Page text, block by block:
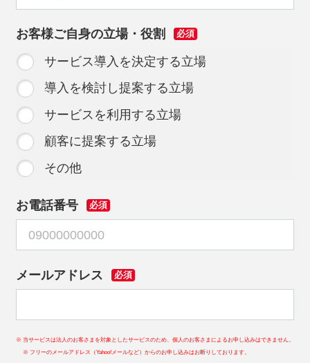
必須
お客様ご自身の立場・役割
サービス導入を決定する立場
導入を検討し提案する立場
サービスを利用する立場
顧客に提案する立場
その他
必須
お電話番号
必須
メールアドレス
※ 当サービスは法人のお客さまを対象としたサービスのため、個人のお客さまによるお申し込みはできません。
※ フリーのメールアドレス（Yahoo!メールなど）からのお申し込みはお断りしております。